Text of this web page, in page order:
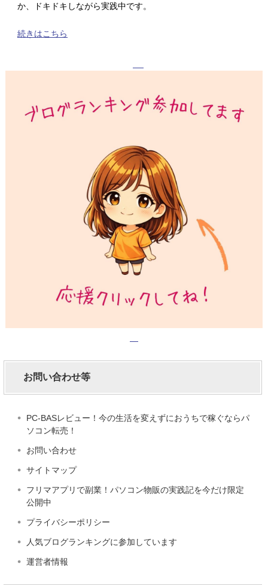
か、ドキドキしながら実践中です。
続きはこちら
お問い合わせ等
PC-BASレビュー！今の生活を変えずにおうちで稼ぐならパ
ソコン転売！
お問い合わせ
サイトマップ
フリマアプリで副業！パソコン物販の実践記を今だけ限定
公開中
プライバシーポリシー
人気ブログランキングに参加しています
運営者情報